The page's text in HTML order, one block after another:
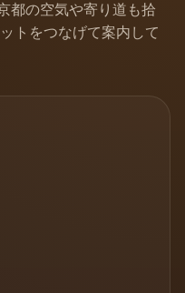
都の空気や寄り道も拾
トをつなげて案内して